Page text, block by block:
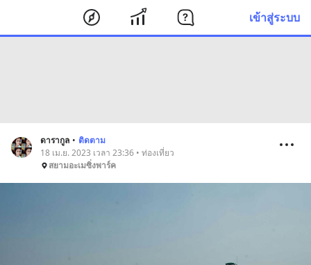
เข้าสู่ระบบ
ดารากูล • ติดตาม
18 เม.ย. 2023 เวลา 23:36 • ท่องเที่ยว
สยามอะเมซิ่งพาร์ค